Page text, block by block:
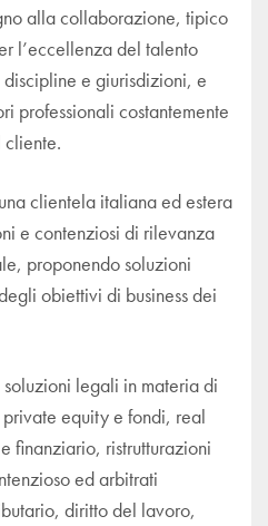
alla collaborazione, tipico
l’eccellenza del talento
e giurisdizioni, e
professionali costantemente
clientela italiana ed estera
e contenziosi di rilevanza
proponendo soluzioni
obiettivi di business dei
legali in materia di
equity e fondi, real
finanziario, ristrutturazioni
ed arbitrati
diritto del lavoro,